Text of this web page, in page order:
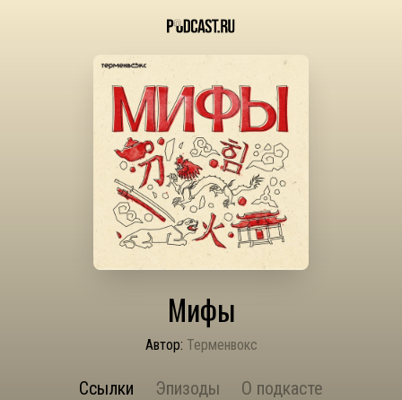
Мифы
Автор: Терменвокс
Ссылки Эпизоды О подкасте